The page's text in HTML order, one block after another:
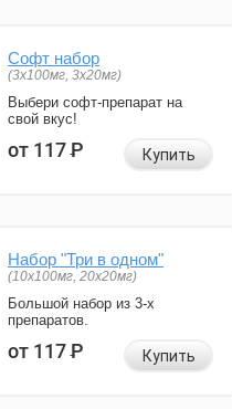
Софт набор
(3x100мг, 3x20мг)
Выбери софт-препарат на
свой вкус!
от 117Р Купить
Набор "Три в одном"
(10x100мг, 20x20мг)
Большой набор из 3-х
препаратов.
от 117Р Купить